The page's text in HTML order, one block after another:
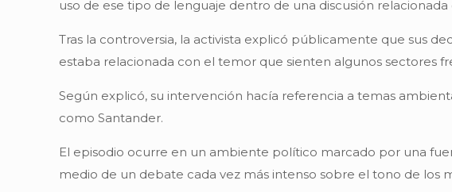
uso de ese tipo de lenguaje dentro de una discusión
Tras la controversia, la activista explicó públicamente que sus
estaba relacionada con el temor que sienten algunos sectores
Según explicó, su intervención hacía referencia a temas
como Santander.
El episodio ocurre en un ambiente político marcado por una
medio de un debate cada vez más intenso sobre el tono de los